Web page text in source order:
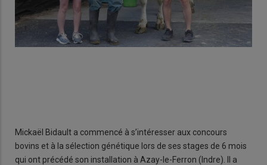
Mickaël Bidault a commencé à s’intéresser aux concours
bovins et à la sélection génétique lors de ses stages de 6 mois
qui ont précédé son installation à Azay-le-Ferron (Indre). Il a